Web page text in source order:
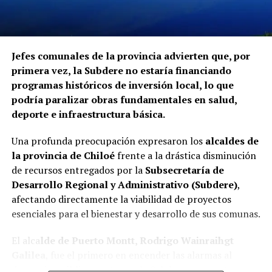
Jefes comunales de la provincia advierten que, por
primera vez, la Subdere no estaría financiando
programas históricos de inversión local, lo que
podría paralizar obras fundamentales en salud,
deporte e infraestructura básica.
Una profunda preocupación expresaron los alcaldes de
la provincia de Chiloéfrente a la drástica disminución
de recursos entregados por la Subsecretaría de
Desarrollo Regional y Administrativo (Subdere),
afectando directamente la viabilidad de proyectos
esenciales para el bienestar y desarrollo de sus comunas.
El alca lde de Puerto Montt, Rodrigo Wainraihgt